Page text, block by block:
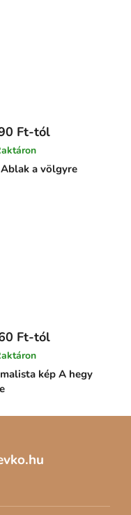
a völgyre
Ft-tól
kép A hegy
Ft-tól